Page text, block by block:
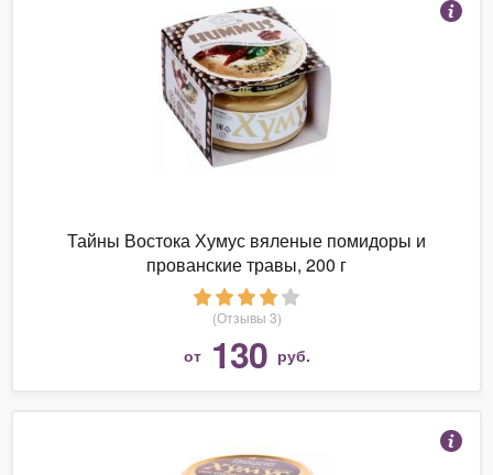
Тайны Востока Хумус вяленые помидоры и
прованские травы, 200 г
(Отзывы 3)
от 130 руб.